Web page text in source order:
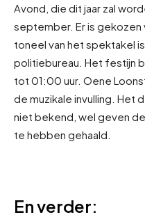
Avond, die dit jaar zal
september. Er is
toneel van het spektakel
politiebureau. Het festijn
tot 01:00 uur. Oene
de muzikale invulling. Het
niet bekend, wel geven
te hebben gehaald.
En verder: